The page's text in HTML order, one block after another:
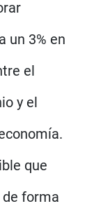
un 3% en
el
y el
que
forma